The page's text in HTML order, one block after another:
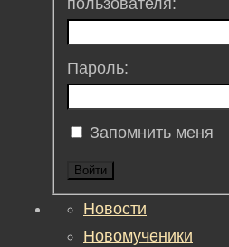
пользователя:
Пароль:
Запомнить меня
Войти
Новости
Новомученики